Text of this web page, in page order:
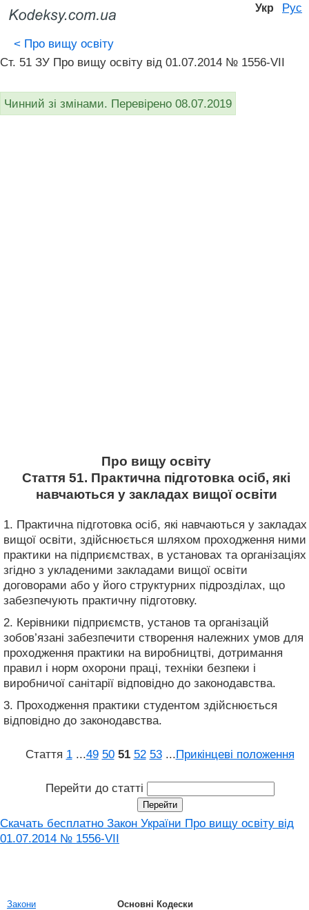
Укр Рус
< Про вищу освіту
Ст. 51 ЗУ Про вищу освіту від 01.07.2014 № 1556-VII
Чинний зі змінами. Перевірено 08.07.2019
Про вищу освіту
Стаття 51. Практична підготовка осіб, які
навчаються у закладах вищої освіти
1. Практична підготовка осіб, які навчаються у закладах
вищої освіти, здійснюється шляхом проходження ними
практики на підприємствах, в установах та організаціях
згідно з укладеними закладами вищої освіти
договорами або у його структурних підрозділах, що
забезпечують практичну підготовку.
2. Керівники підприємств, установ та організацій
зобов’язані забезпечити створення належних умов для
проходження практики на виробництві, дотримання
правил і норм охорони праці, техніки безпеки і
виробничої санітарії відповідно до законодавства.
3. Проходження практики студентом здійснюється
відповідно до законодавства.
Стаття 1 ...49 50 51 52 53 ...Прикінцеві положення
Перейти до статті
Скачать бесплатно Закон України Про вищу освіту від
01.07.2014 № 1556-VII
Закони
Основні Кодески